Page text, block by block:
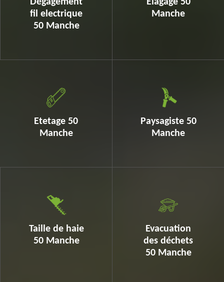
Dégagement
fil electrique
50 Manche
Elagage 50
Manche
Etetage 50
Manche
Paysagiste 50
Manche
Taille de haie
50 Manche
Evacuation
des déchets
50 Manche